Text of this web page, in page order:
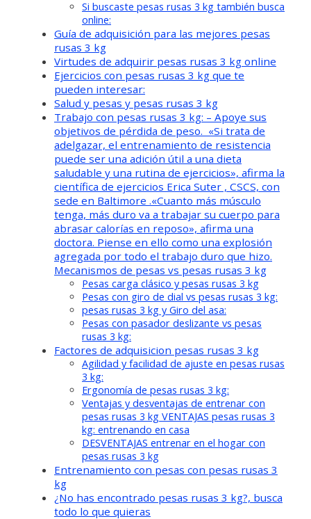
Si buscaste pesas rusas 3 kg también busca
online:
Guía de adquisición para las mejores pesas
rusas 3 kg
Virtudes de adquirir pesas rusas 3 kg online
Ejercicios con pesas rusas 3 kg que te
pueden interesar:
Salud y pesas y pesas rusas 3 kg
Trabajo con pesas rusas 3 kg: – Apoye sus
objetivos de pérdida de peso. «Si trata de
adelgazar, el entrenamiento de resistencia
puede ser una adición útil a una dieta
saludable y una rutina de ejercicios», afirma la
científica de ejercicios Erica Suter , CSCS, con
sede en Baltimore .«Cuanto más músculo
tenga, más duro va a trabajar su cuerpo para
abrasar calorías en reposo», afirma una
doctora. Piense en ello como una explosión
agregada por todo el trabajo duro que hizo.
Mecanismos de pesas vs pesas rusas 3 kg
Pesas carga clásico y pesas rusas 3 kg
Pesas con giro de dial vs pesas rusas 3 kg:
pesas rusas 3 kg y Giro del asa:
Pesas con pasador deslizante vs pesas
rusas 3 kg:
Factores de adquisicion pesas rusas 3 kg
Agilidad y facilidad de ajuste en pesas rusas
3 kg:
Ergonomía de pesas rusas 3 kg:
Ventajas y desventajas de entrenar con
pesas rusas 3 kg VENTAJAS pesas rusas 3
kg: entrenando en casa
DESVENTAJAS entrenar en el hogar con
pesas rusas 3 kg
Entrenamiento con pesas con pesas rusas 3
kg
¿No has encontrado pesas rusas 3 kg?, busca
todo lo que quieras